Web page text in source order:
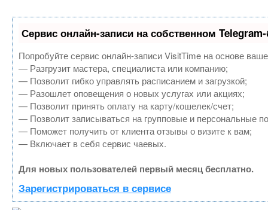
Сервис онлайн-записи на собственном
Попробуйте сервис онлайн-записи VisitTime на основе
— Разгрузит мастера, специалиста или компанию;
— Позволит гибко управлять расписанием и загрузкой;
— Разошлет оповещения о новых услугах или акциях;
— Позволит принять оплату на карту/кошелек/счет;
— Позволит записываться на групповые и персональные
— Поможет получить от клиента отзывы о визите к вам;
— Включает в себя сервис чаевых.
Для новых пользователей первый месяц бесплатно.
Зарегистрироваться в сервисе